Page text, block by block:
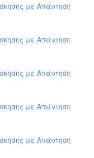
με Απάντηση
με Απάντηση
με Απάντηση
με Απάντηση
με Απάντηση